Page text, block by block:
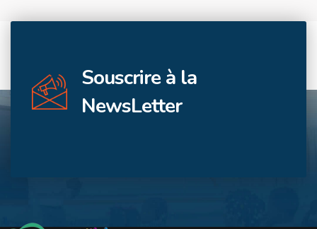
Souscrire à la
NewsLetter